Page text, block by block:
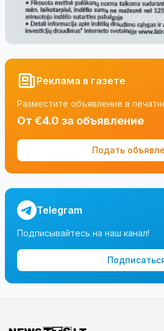
Реклама в газете
Разместите объявление в
От €4.0 за объявление
Подать
Telegram
Подписывайтесь на наш канал!